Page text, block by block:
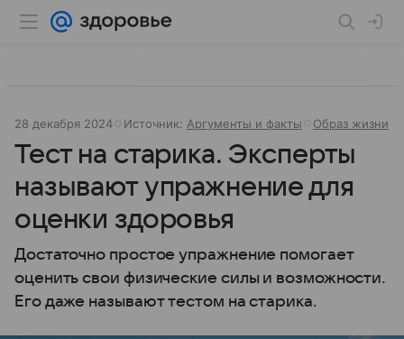
28 декабря 2024 Источник: Аргументы и факты Образ жизни
Тест на старика. Эксперты
называют упражнение для
оценки здоровья
Достаточно простое упражнение помогает
оценить свои физические силы и возможности.
Его даже называют тестом на старика.